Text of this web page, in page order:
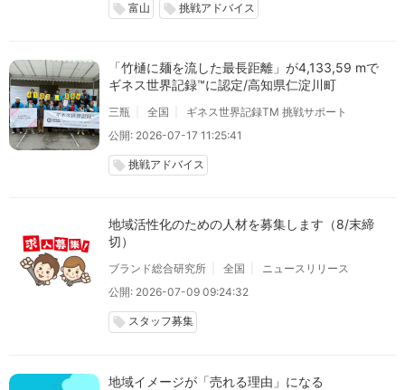
local_offer 富山 local_offer 挑戦アドバイス
「竹樋に麺を流した最長距離」が4,133,59 mで
ギネス世界記録™に認定/高知県仁淀川町
三瓶 全国
ギネス世界記録TM 挑戦サポート
公開: 2026-07-17 11:25:41
local_offer 挑戦アドバイス
地域活性化のための人材を募集します（8/末締
切）
ブランド総合研究所 全国
ニュースリリース
公開: 2026-07-09 09:24:32
local_offer スタッフ募集
地域イメージが「売れる理由」になる